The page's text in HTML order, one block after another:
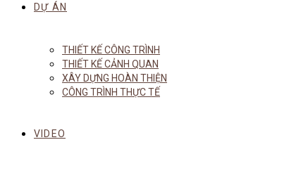
DỰ ÁN
THIẾT KẾ CÔNG TRÌNH
THIẾT KẾ CẢNH QUAN
XÂY DỰNG HOÀN THIỆN
CÔNG TRÌNH THỰC TẾ
VIDEO